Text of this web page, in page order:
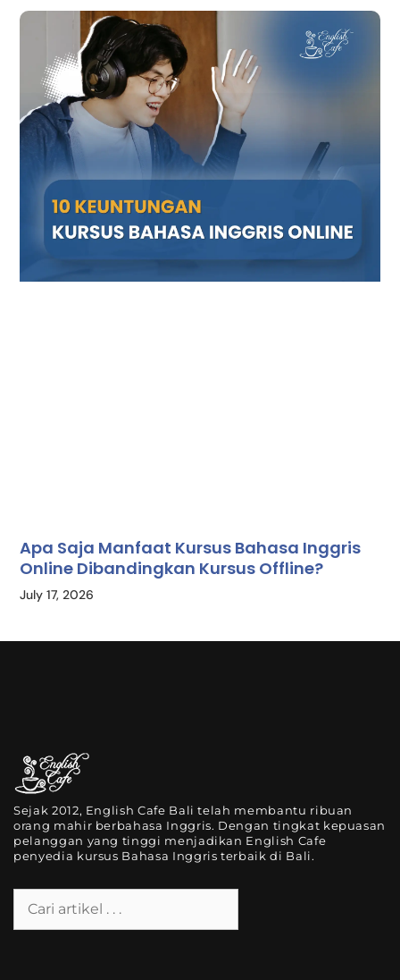
Apa Saja Manfaat Kursus Bahasa Inggris
Online Dibandingkan Kursus Offline?
July 17, 2026
Sejak 2012, English Cafe Bali telah membantu ribuan
orang mahir berbahasa Inggris. Dengan tingkat kepuasan
pelanggan yang tinggi menjadikan English Cafe
penyedia kursus Bahasa Inggris terbaik di Bali.